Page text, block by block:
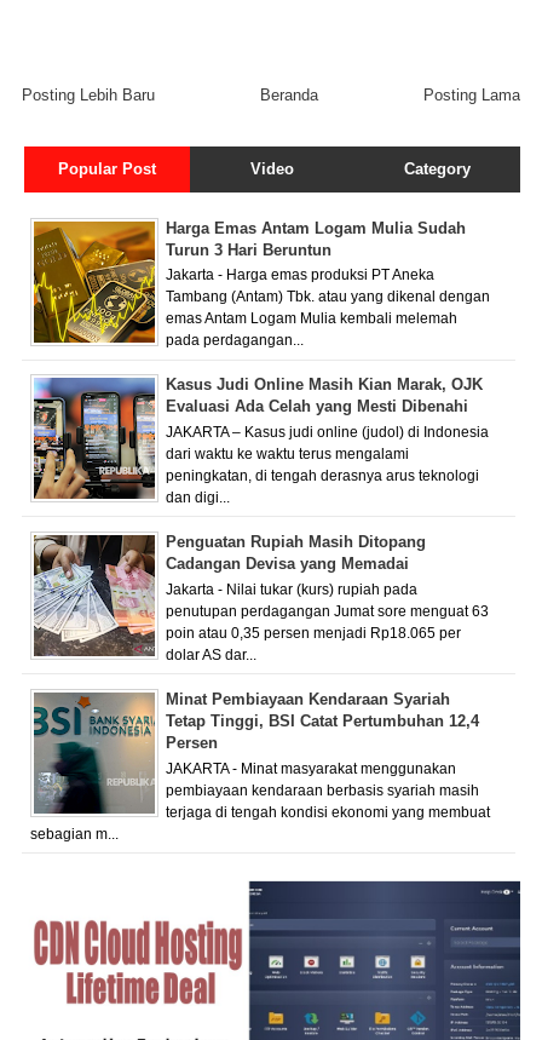
Posting Lebih Baru Posting Lama
Beranda
Popular Post Video Category
Harga Emas Antam Logam Mulia Sudah
Turun 3 Hari Beruntun
Jakarta - Harga emas produksi PT Aneka
Tambang (Antam) Tbk. atau yang dikenal dengan
emas Antam Logam Mulia kembali melemah
pada perdagangan...
Kasus Judi Online Masih Kian Marak, OJK
Evaluasi Ada Celah yang Mesti Dibenahi
JAKARTA – Kasus judi online (judol) di Indonesia
dari waktu ke waktu terus mengalami
peningkatan, di tengah derasnya arus teknologi
dan digi...
Penguatan Rupiah Masih Ditopang
Cadangan Devisa yang Memadai
Jakarta - Nilai tukar (kurs) rupiah pada
penutupan perdagangan Jumat sore menguat 63
poin atau 0,35 persen menjadi Rp18.065 per
dolar AS dar...
Minat Pembiayaan Kendaraan Syariah
Tetap Tinggi, BSI Catat Pertumbuhan 12,4
Persen
JAKARTA - Minat masyarakat menggunakan
pembiayaan kendaraan berbasis syariah masih
terjaga di tengah kondisi ekonomi yang membuat
sebagian m...